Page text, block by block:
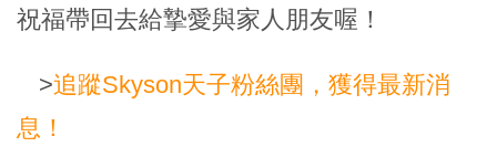
祝福帶回去給摯愛與家人朋友喔！
>追蹤Skyson天子粉絲團，獲得最新消
息！